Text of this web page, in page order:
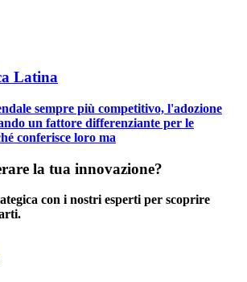
Latina
sempre più competitivo, l'adozione
un fattore differenziante per le
conferisce loro ma
la tua innovazione?
con i nostri esperti per scoprire